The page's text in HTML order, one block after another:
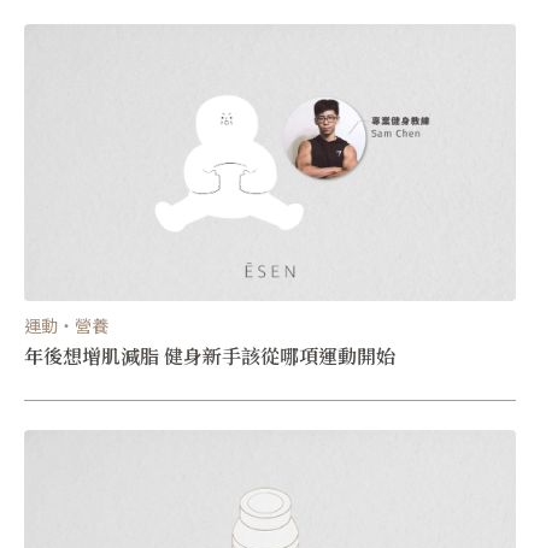
運動・營養
年後想增肌減脂 健身新手該從哪項運動開始